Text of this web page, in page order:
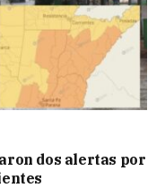
dos alertas por